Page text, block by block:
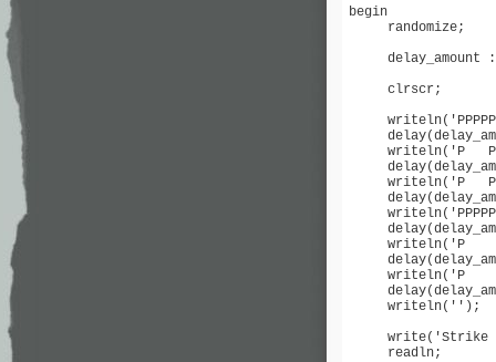
begin
     randomize;
delay_amount
     clrscr;
writeln('P
writeln('P
writeln('P
writeln('P
     writeln('');
write('Strike
     readln;